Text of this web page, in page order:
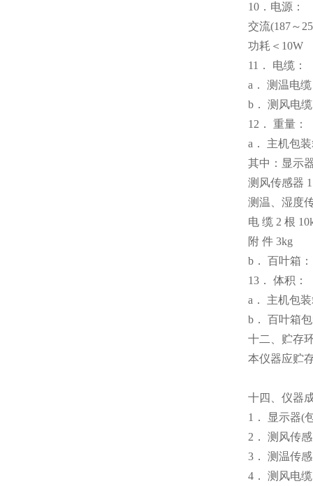
10．电源：
交流(187～
功耗＜10W
11． 电缆：
a． 测温电
b． 测风电
12． 重量：
a． 主机包
其中：显示
测风传感器
测温、湿度
电 缆 2 根
附 件 3kg
b． 百叶箱
13． 体积：
a． 主机包
b． 百叶箱
十二、贮存
本仪器应贮
十四、仪器
1． 显示器(
2． 测风传
3． 测温传
4． 测风电